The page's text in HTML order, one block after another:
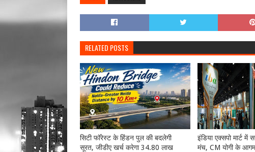
RELATED POSTS
सिटी फॉरेस्ट के हिंडन पुल की बदलेगी
सूरत, जीडीए खर्च करेगा 34.80 लाख
इंडिया एक्सपो मार्ट में
मंच, CM योगी के